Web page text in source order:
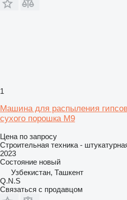
1
Машина для распыления
сухого порошка M9
Цена по запросу
Строительная техника -
2023
Состояние новый
Узбекистан, Ташкент
Q.N.S
Связаться с продавцом